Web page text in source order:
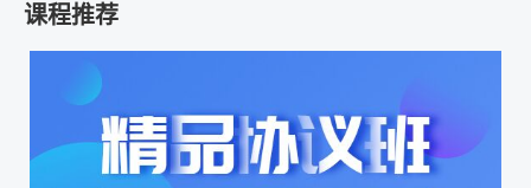
课程推荐